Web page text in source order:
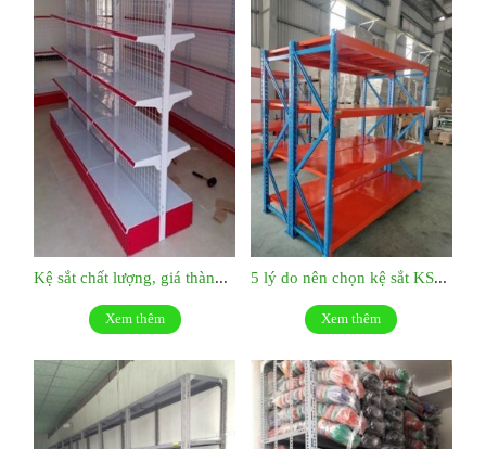
Xem thêm Xem thêm